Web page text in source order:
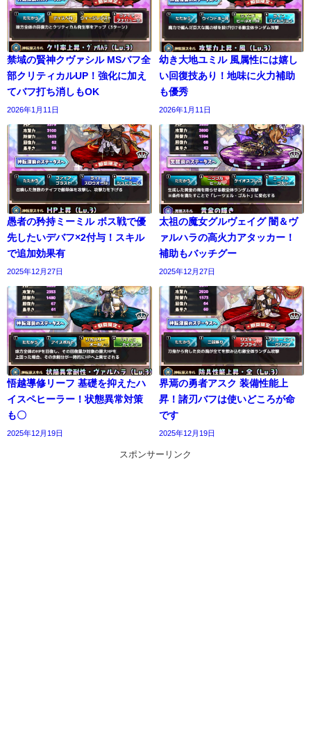
禁域の賢神クヴァシル MSバフ全
部クリティカルUP！強化に加え
てバフ打ち消しもOK
2026年1月11日
幼き大地ユミル 風属性には嬉し
い回復技あり！地味に火力補助
も優秀
2026年1月11日
愚者の矜持ミーミル ボス戦で優
先したいデバフ×2付与！スキル
で追加効果有
2025年12月27日
太祖の魔女グルヴェイグ 闇＆ヴ
ァルハラの高火力アタッカー！
補助もバッチグー
2025年12月27日
悟越導修リーフ 基礎を抑えたハ
イスペヒーラー！状態異常対策
も〇
2025年12月19日
界焉の勇者アスク 装備性能上
昇！諸刃バフは使いどころが命
です
2025年12月19日
スポンサーリンク